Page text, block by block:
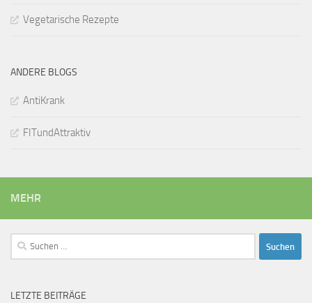
Vegetarische Rezepte
ANDERE BLOGS
AntiKrank
FITundAttraktiv
MEHR
Suchen
nach:
LETZTE BEITRÄGE